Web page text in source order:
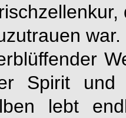
Spirit und
lebt